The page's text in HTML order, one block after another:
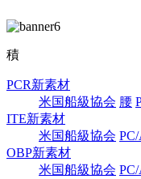
積
PCR新素材
米国船級協会 腰
ITE新素材
米国船級協会
OBP新素材
米国船級協会